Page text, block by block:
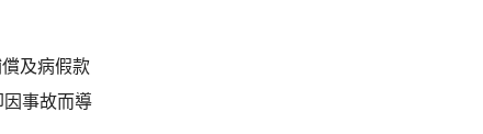
及病假款
事故而導